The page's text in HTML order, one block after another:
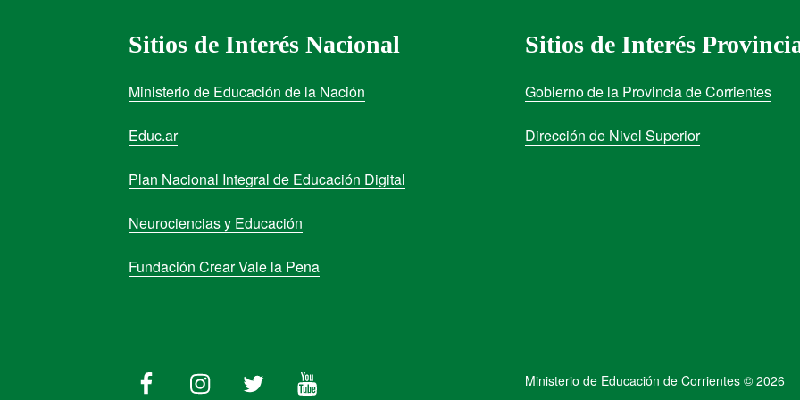
Sitios de Interés Nacional
Ministerio de Educación de la Nación
Educ.ar
Plan Nacional Integral de Educación Digital
Neurociencias y Educación
Fundación Crear Vale la Pena
Sitios de Interés
Gobierno de la Provincia de Corrientes
Dirección de Nivel Superior
Ministerio de Educación de Corrientes © 2026